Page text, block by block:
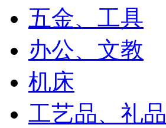
五金、工具
办公、文教
机床
工艺品、礼品